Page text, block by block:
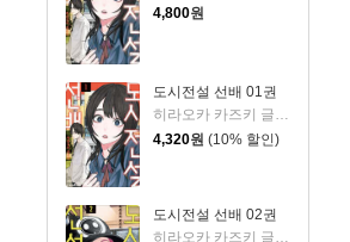
4,800원
도시전설 선배 01권
4,320원 (10% 할인)
도시전설 선배 02권